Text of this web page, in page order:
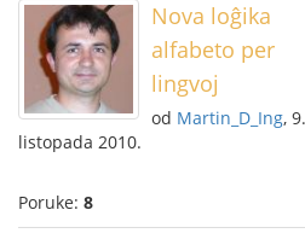
Nova loĝika
alfabeto per
lingvoj
od Martin_D_Ing, 9.
listopada 2010.
Poruke: 8